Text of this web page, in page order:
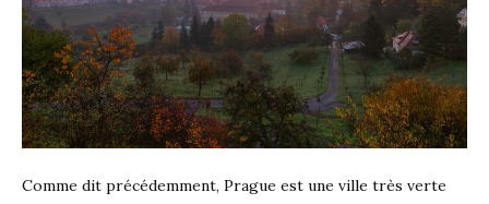
Comme dit précédemment, Prague est une ville très verte